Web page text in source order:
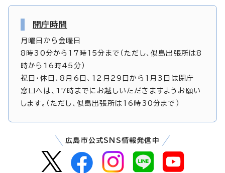
開庁時間
月曜日から金曜日
8時30分から17時15分まで（ただし、似島出張所は8
時から16時45分）
祝日・休日、8月6日、12月29日から1月3日は閉庁
窓口へは、17時までにお越しいただきますようお願い
します。（ただし、似島出張所は16時30分まで）
広島市公式SNS情報発信中